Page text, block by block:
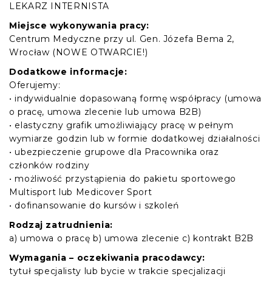
LEKARZ INTERNISTA
Miejsce wykonywania pracy:
Centrum Medyczne przy ul. Gen. Józefa Bema 2,
Wrocław (NOWE OTWARCIE!)
Dodatkowe informacje:
Oferujemy:
• indywidualnie dopasowaną formę współpracy (umowa
o pracę, umowa zlecenie lub umowa B2B)
• elastyczny grafik umożliwiający pracę w pełnym
wymiarze godzin lub w formie dodatkowej działalności
• ubezpieczenie grupowe dla Pracownika oraz
członków rodziny
• możliwość przystąpienia do pakietu sportowego
Multisport lub Medicover Sport
• dofinansowanie do kursów i szkoleń
Rodzaj zatrudnienia:
a) umowa o pracę b) umowa zlecenie c) kontrakt B2B
Wymagania – oczekiwania pracodawcy:
tytuł specjalisty lub bycie w trakcie specjalizacji